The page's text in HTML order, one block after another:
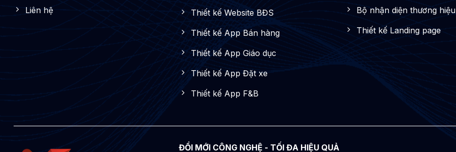
Liên hệ
Thiết kế Website BĐS
Thiết kế App Bán hàng
Thiết kế App Giáo dục
Thiết kế App Đặt xe
Thiết kế App F&B
Bộ nhận diện thương hiệu
Thiết kế Landing page
ĐỔI MỚI CÔNG NGHỆ - TỐI ĐA HIỆU QUẢ